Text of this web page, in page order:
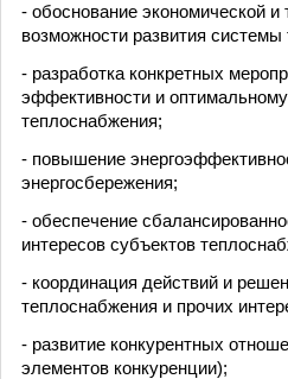
- обоснование экономической и
возможности развития
- разработка конкретных
эффективности и
теплоснабжения;
- повышение
энергосбережения;
- обеспечение
интересов субъектов
- координация действий и
теплоснабжения и прочих
- развитие конкурентных
элементов конкуренции);